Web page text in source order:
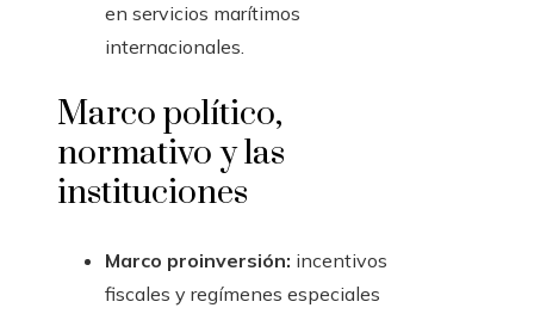
en servicios marítimos
internacionales.
Marco político,
normativo y las
instituciones
Marco proinversión: incentivos
fiscales y regímenes especiales